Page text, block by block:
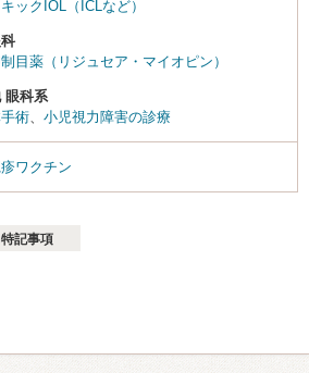
ックIOL（ICLなど）
目薬（リジュセア・マイオピン）
眼科系
術
小児視力障害の診療
ワクチン
記事項